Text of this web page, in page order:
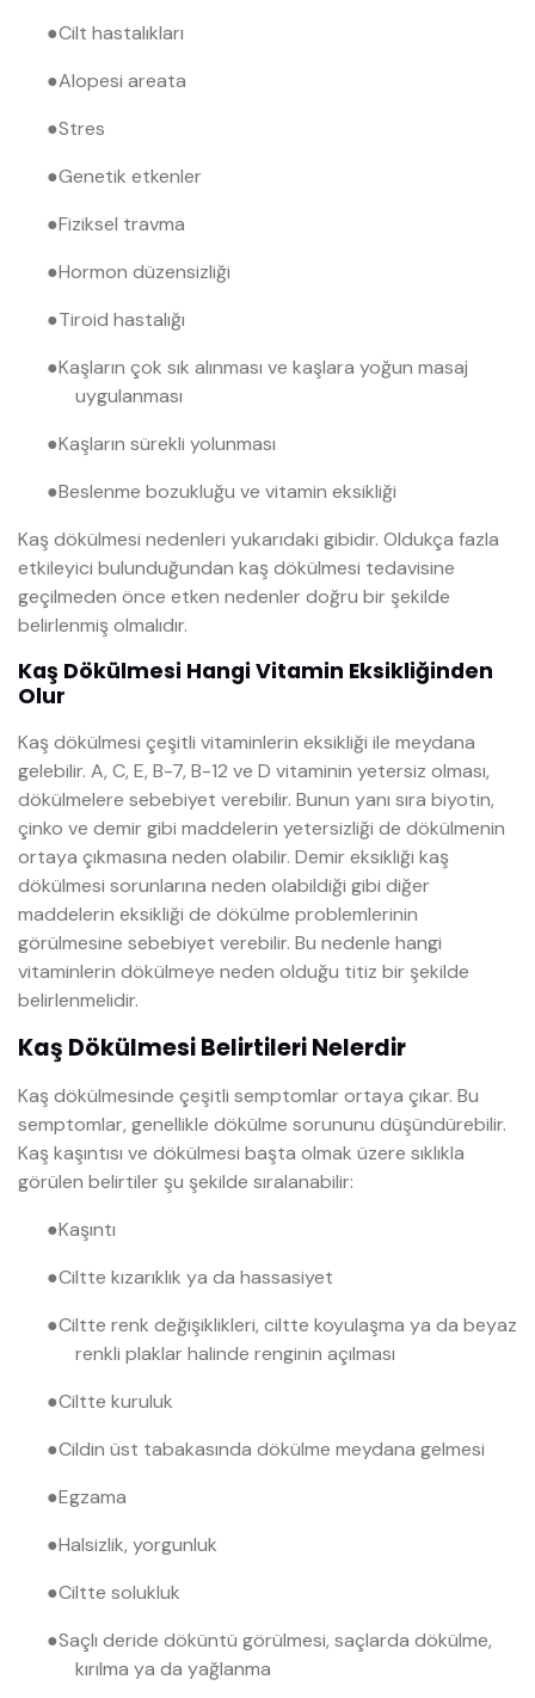
●Cilt hastalıkları
●Alopesi areata
●Stres
●Genetik etkenler
●Fiziksel travma
●Hormon düzensizliği
●Tiroid hastalığı
●Kaşların çok sık alınması ve kaşlara yoğun masaj
uygulanması
●Kaşların sürekli yolunması
●Beslenme bozukluğu ve vitamin eksikliği
Kaş dökülmesi nedenleri yukarıdaki gibidir. Oldukça fazla
etkileyici bulunduğundan kaş dökülmesi tedavisine
geçilmeden önce etken nedenler doğru bir şekilde
belirlenmiş olmalıdır.
Kaş Dökülmesi Hangi Vitamin Eksikliğinden
Olur
Kaş dökülmesi çeşitli vitaminlerin eksikliği ile meydana
gelebilir. A, C, E, B-7, B-12 ve D vitaminin yetersiz olması,
dökülmelere sebebiyet verebilir. Bunun yanı sıra biyotin,
çinko ve demir gibi maddelerin yetersizliği de dökülmenin
ortaya çıkmasına neden olabilir. Demir eksikliği kaş
dökülmesi sorunlarına neden olabildiği gibi diğer
maddelerin eksikliği de dökülme problemlerinin
görülmesine sebebiyet verebilir. Bu nedenle hangi
vitaminlerin dökülmeye neden olduğu titiz bir şekilde
belirlenmelidir.
Kaş Dökülmesi Belirtileri Nelerdir
Kaş dökülmesinde çeşitli semptomlar ortaya çıkar. Bu
semptomlar, genellikle dökülme sorununu düşündürebilir.
Kaş kaşıntısı ve dökülmesi başta olmak üzere sıklıkla
görülen belirtiler şu şekilde sıralanabilir:
●Kaşıntı
●Ciltte kızarıklık ya da hassasiyet
●Ciltte renk değişiklikleri, ciltte koyulaşma ya da beyaz
renkli plaklar halinde renginin açılması
●Ciltte kuruluk
●Cildin üst tabakasında dökülme meydana gelmesi
●Egzama
●Halsizlik, yorgunluk
●Ciltte solukluk
●Saçlı deride döküntü görülmesi, saçlarda dökülme,
kırılma ya da yağlanma